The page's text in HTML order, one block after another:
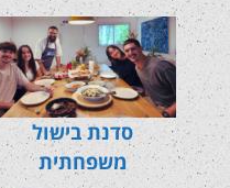
סדנת בישול
משפחתית